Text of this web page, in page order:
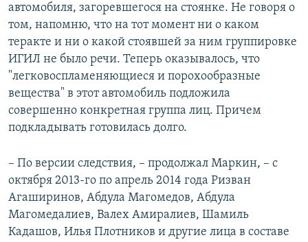
автомобиля, загоревшегося на стоянке. Не говоря о
том, напомню, что на тот момент ни о каком
теракте и ни о какой стоявшей за ним группировке
ИГИЛ не было речи. Теперь оказывалось, что
"легковоспламеняющиеся и порохообразные
вещества" в этот автомобиль подложила
совершенно конкретная группа лиц. Причем
подкладывать готовилась долго.
– По версии следствия, – продолжал Маркин, – с
октября 2013-го по апрель 2014 года Ризван
Агаширинов, Абдула Магомедов, Абдула
Магомедалиев, Валех Амиралиев, Шамиль
Кадашов, Илья Плотников и другие лица в составе